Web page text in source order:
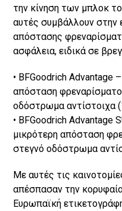
την κίνηση των μπλοκ
αυτές συμβάλλουν στην
απόστασης
ασφάλεια, ειδικά σε
• BFGoodrich Advantage
απόσταση
οδόστρωμα αντίστοιχα
• BFGoodrich Advantage
μικρότερη απόσταση
στεγνό οδόστρωμα
Με αυτές τις
απέσπασαν την
Ευρωπαϊκή